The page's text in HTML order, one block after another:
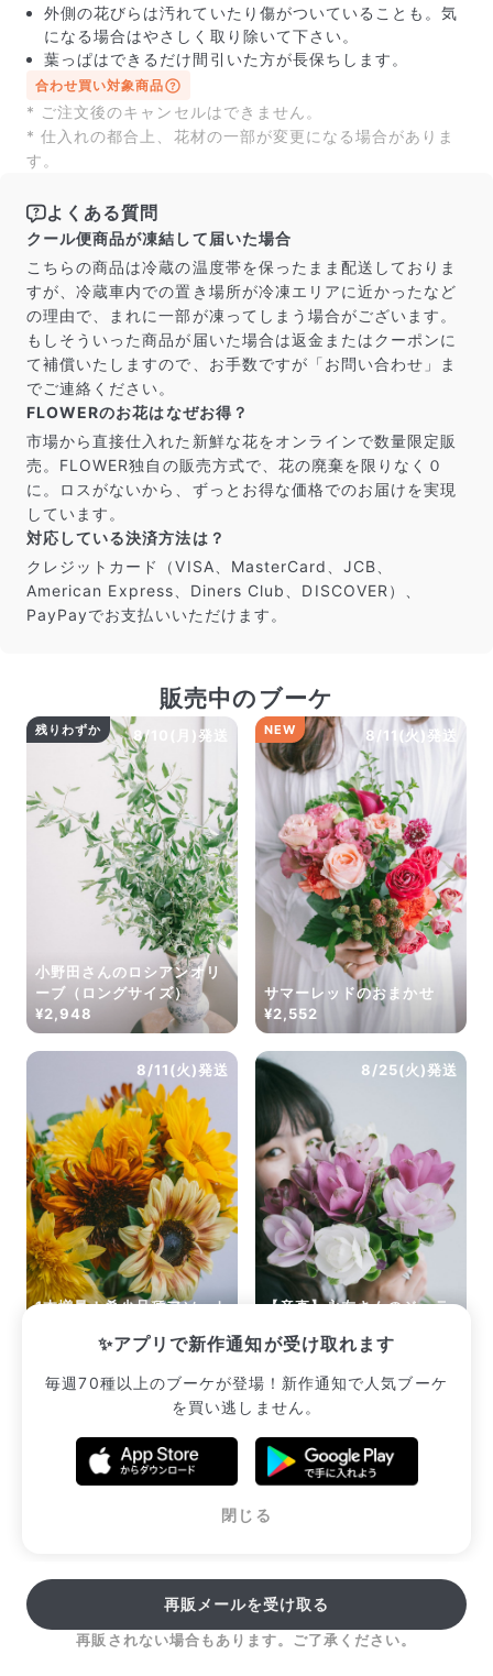
写真と同じものが届く？
商品ページに掲載している写真は、実際にお届けする商
品を撮影したものです。お花は生き物なので、どうして
も色味やサイズ・咲き方に個体差はありますが、できる
だけ写真のイメージに近いものをお届けできるように人
の目でチェックをしています。
よくある質問
Q. 毎月自動でお花が届くサービスですか？
いいえ、毎月自動でお届けするサービスではありません。好
きな時に好きな花をご注文いただけます。
Q. 配送できないエリアはありますか？
ただいま沖縄・離島エリアへの配送には対応しておりませ
ん。ご了承ください。
Q. 配送日時は指定できますか？
お花をベストなタイミングで発送しているため、お届け日の
指定はできません。受け取り時間帯は、発送後にクロネコヤ
マトのアプリから変更可能です。
Q. 注文後にキャンセルできますか？
ご注文後一定時間内であればキャンセル可能です。
外側の花びらは汚れていたり傷がついていることも。気
になる場合はやさしく取り除いて下さい。
葉っぱはできるだけ間引いた方が長保ちします。
合わせ買い対象商品
* ご注文後のキャンセルはできません。
* 仕入れの都合上、花材の一部が変更になる場合がありま
す。
よくある質問
クール便商品が凍結して届いた場合
こちらの商品は冷蔵の温度帯を保ったまま配送しておりま
すが、冷蔵車内での置き場所が冷凍エリアに近かったなど
の理由で、まれに一部が凍ってしまう場合がございます。
もしそういった商品が届いた場合は返金またはクーポンに
て補償いたしますので、お手数ですが「お問い合わせ」ま
でご連絡ください。
FLOWERのお花はなぜお得？
市場から直接仕入れた新鮮な花をオンラインで数量限定販
売。FLOWER独自の販売方式で、花の廃棄を限りなく０
に。ロスがないから、ずっとお得な価格でのお届けを実現
しています。
対応している決済方法は？
クレジットカード（VISA、MasterCard、JCB、
American Express、Diners Club、DISCOVER）、
PayPayでお支払いいただけます。
✨アプリで新作通知が受け取れます
毎週70種以上のブーケが登場！新作通知で人気ブーケ
を買い逃しません。
閉じる
販売中のブーケ
8/10(月)発送
残りわずか
小野田さんのロシアンオリ
ーブ（ロングサイズ）
¥2,948
8/11(火)発送
NEW
サマーレッドのおまかせ
¥2,552
8/11(火)発送
1本増量！希少品種アソート
8/25(火)発送
【産直】永友さんのジェラ
¥3,080
販売中のブーケ一覧へ
再販メールを受け取る
再販されない場合もあります。ご了承ください。